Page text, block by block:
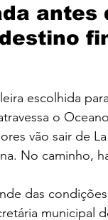
escolhida
o
vão sair de
No caminho,
das
municipal